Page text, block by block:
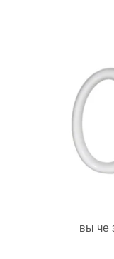
вы че